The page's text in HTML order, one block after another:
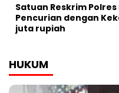
Satuan Reskrim
Pencurian dengan
juta rupiah
HUKUM